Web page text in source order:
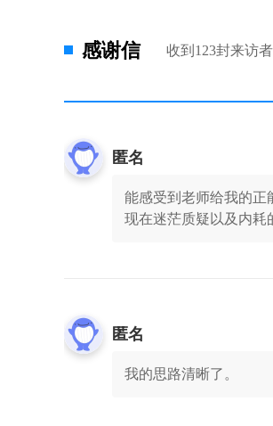
感谢信 收到123封来访
匿名
能感受到老师给我的正
现在迷茫质疑以及内耗
匿名
我的思路清晰了。